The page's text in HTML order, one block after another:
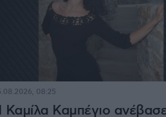
Καμίλα Καμπέγιο
08:25